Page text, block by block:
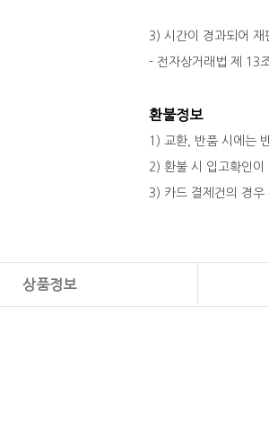
3) 시간이 경과되어 재
- 전자상거래법 제 13
환불정보
1) 교환, 반품 시에는
2) 환불 시 입고확인이
3) 카드 결제건의 경우
상품정보